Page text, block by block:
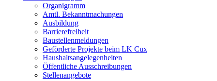
Organigramm
Amtl. Bekanntmachungen
Ausbildung
Barrierefreiheit
Baustellenmeldungen
Geförderte Projekte beim LK Cux
Haushaltsangelegenheiten
Öffentliche Ausschreibungen
Stellenangebote